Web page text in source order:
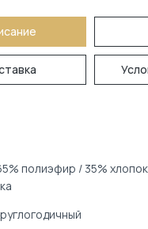
полиэфир / 35%